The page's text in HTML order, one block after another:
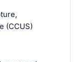
(CCUS)